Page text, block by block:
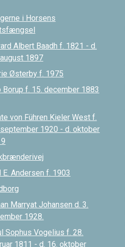
i Horsens
Albert Baadh f. 1821 - d.
1897
Østerby f. 1975
Borup f. 15. december 1883
von Führen Kieler West f.
1920 - d. oktober
E. Andersen f. 1903
Marryat Johansen d. 3.
1928.
Sophus Vogelius f. 28.
1811 - d. 16. oktober